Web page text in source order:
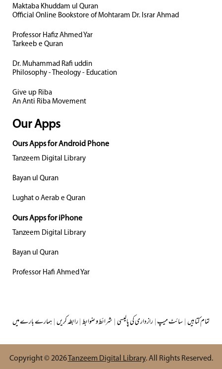
Maktaba Khuddam ul Quran
Official Online Bookstore of Mohtaram Dr. Israr Ahmad
Professor Hafiz Ahmed Yar
Tarkeeb e Quran
Dr. Muhammad Rafi uddin
Philosophy - Theology - Education
Give up Riba
An Anti Riba Movement
Our Apps
Ours Apps for Android Phone
Tanzeem Digital Library
Bayan ul Quran
Lughat o Aerab e Quran
Ours Apps for iPhone
Tanzeem Digital Library
Bayan ul Quran
Professor Hafi Ahmed Yar
ہمارے بارے میں|رابطہ کریں|شرائط و ضوابط|رازداری کی پالیسی|سائٹ میپ|تمام کتابیں
Copyright © 2026Tanzeem Digital Library. All Rights Reserved.